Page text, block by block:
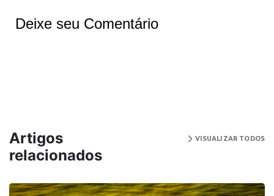
Deixe seu Comentário
Artigos
relacionados
VISUALIZAR TODOS